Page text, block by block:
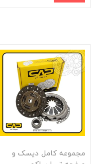
مجموعه کامل ديسک و